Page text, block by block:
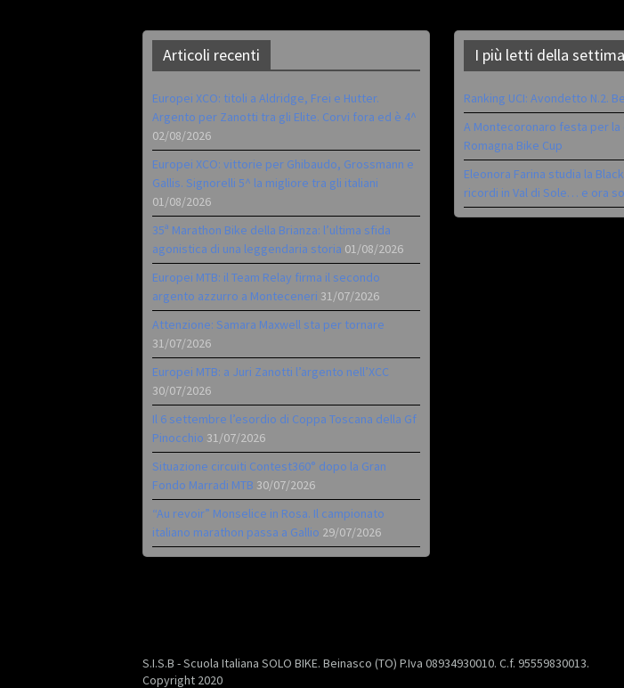
Articoli recenti
Europei XCO: titoli a Aldridge, Frei e Hutter.
Argento per Zanotti tra gli Elite. Corvi fora ed è 4^
02/08/2026
Europei XCO: vittorie per Ghibaudo, Grossmann e
Gallis. Signorelli 5^ la migliore tra gli italiani
01/08/2026
35ª Marathon Bike della Brianza: l’ultima sfida
agonistica di una leggendaria storia 01/08/2026
Europei MTB: il Team Relay firma il secondo
argento azzurro a Monteceneri 31/07/2026
Attenzione: Samara Maxwell sta per tornare
31/07/2026
Europei MTB: a Juri Zanotti l’argento nell’XCC
30/07/2026
Il 6 settembre l’esordio di Coppa Toscana della Gf
Pinocchio 31/07/2026
Situazione circuiti Contest360° dopo la Gran
Fondo Marradi MTB 30/07/2026
“Au revoir” Monselice in Rosa. Il campionato
italiano marathon passa a Gallio 29/07/2026
I più letti della
Ranking UCI: Avondetto N.2.
A Montecoronaro festa per la
Romagna Bike Cup
Eleonora Farina studia la
ricordi in Val di Sole… e ora
S.I.S.B - Scuola Italiana SOLO BIKE. Beinasco (TO) P.Iva 08934930010. C.f. 95559830013.
Copyright 2020